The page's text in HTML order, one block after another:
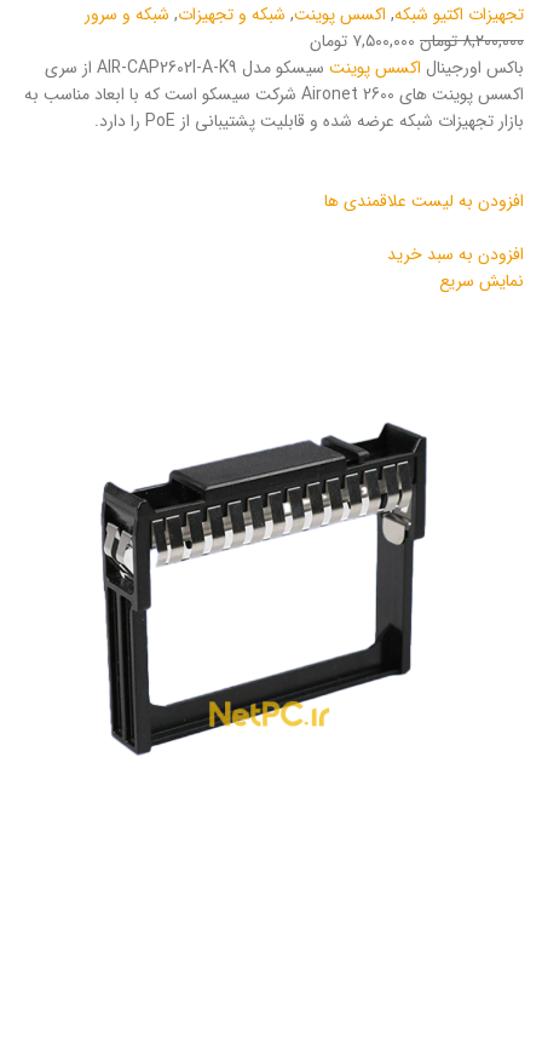
تجهیزات اکتیو شبکه, اکسس پوینت, شبکه و تجهیزات, شبکه و سرور
۸,۲۰۰,۰۰۰ تومان
۷,۵۰۰,۰۰۰ تومان
باکس اورجینال اکسس پوینت
سیسکو مدل AIR-CAP2602I-A-K9 از سری
اکسس پوینت های Aironet 2600 شرکت سیسکو است که با ابعاد مناسب به
بازار تجهیزات شبکه عرضه شده و قابلیت پشتیبانی از PoE را دارد.
افزودن به لیست علاقمندی ها
افزودن به سبد خرید
نمایش سریع